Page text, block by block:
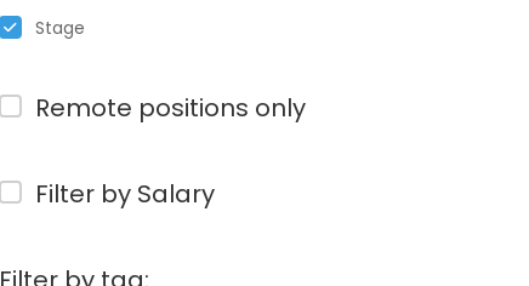
Stage
Remote positions only
Filter by Salary